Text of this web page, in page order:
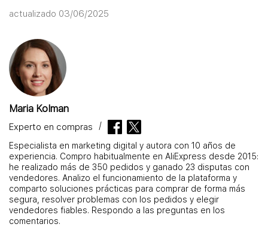
actualizado 03/06/2025
Maria Kolman
Experto en compras
Especialista en marketing digital y autora con 10 años de
experiencia. Compro habitualmente en AliExpress desde 2015:
he realizado más de 350 pedidos y ganado 23 disputas con
vendedores. Analizo el funcionamiento de la plataforma y
comparto soluciones prácticas para comprar de forma más
segura, resolver problemas con los pedidos y elegir
vendedores fiables. Respondo a las preguntas en los
comentarios.